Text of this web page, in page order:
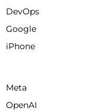
DevOps
Google
iPhone
Meta
OpenAI